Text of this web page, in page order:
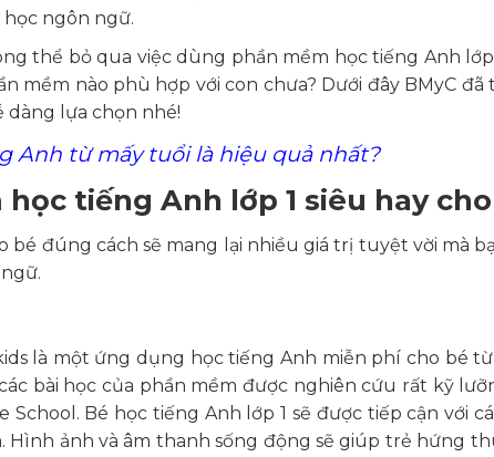
ngôn ngữ.
thể bỏ qua việc dùng phần mềm học tiếng Anh lớp
mềm nào phù hợp với con chưa? Dưới đây BMyC đã
dàng lựa chọn nhé!
Anh từ mấy tuổi là hiệu quả nhất?
tiếng Anh lớp 1 siêu hay
bé đúng cách sẽ mang lại nhiều giá trị tuyệt vời mà
là một ứng dụng học tiếng Anh miễn phí cho bé
bài học của phần mềm được nghiên cứu rất kỹ
Bé học tiếng Anh lớp 1 sẽ được tiếp cận với
ảnh và âm thanh sống động sẽ giúp trẻ hứng